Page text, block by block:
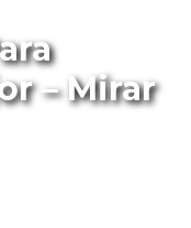
– Mirar